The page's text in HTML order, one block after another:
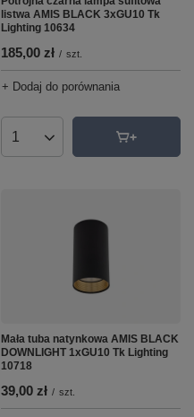
listwa AMIS BLACK 3xGU10 Tk
Lighting 10634
185,00 zł / szt.
+ Dodaj do porównania
Ilość produktów
Mała tuba natynkowa AMIS BLACK
DOWNLIGHT 1xGU10 Tk Lighting
10718
39,00 zł / szt.